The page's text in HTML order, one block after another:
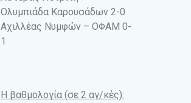
Ολυμπιάδα Καρουσάδων 2-0
Αχιλλέας Νυμφών – ΟΦΑΜ 0-
1
Η βαθμολογία (σε 2 αγ/κές):